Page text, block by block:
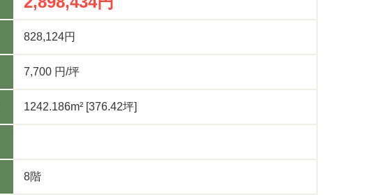
828,124円
7,700 円/坪
1242.186m² [376.42坪]
8階